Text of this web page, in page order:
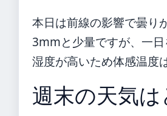
本日は前線の影響で曇り
3mmと少量ですが、一日
湿度が高いため体感温度
週末の天気は